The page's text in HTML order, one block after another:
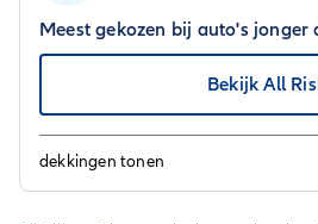
Meest gekozen bij auto's jonger
Bekijk All
dekkingen tonen